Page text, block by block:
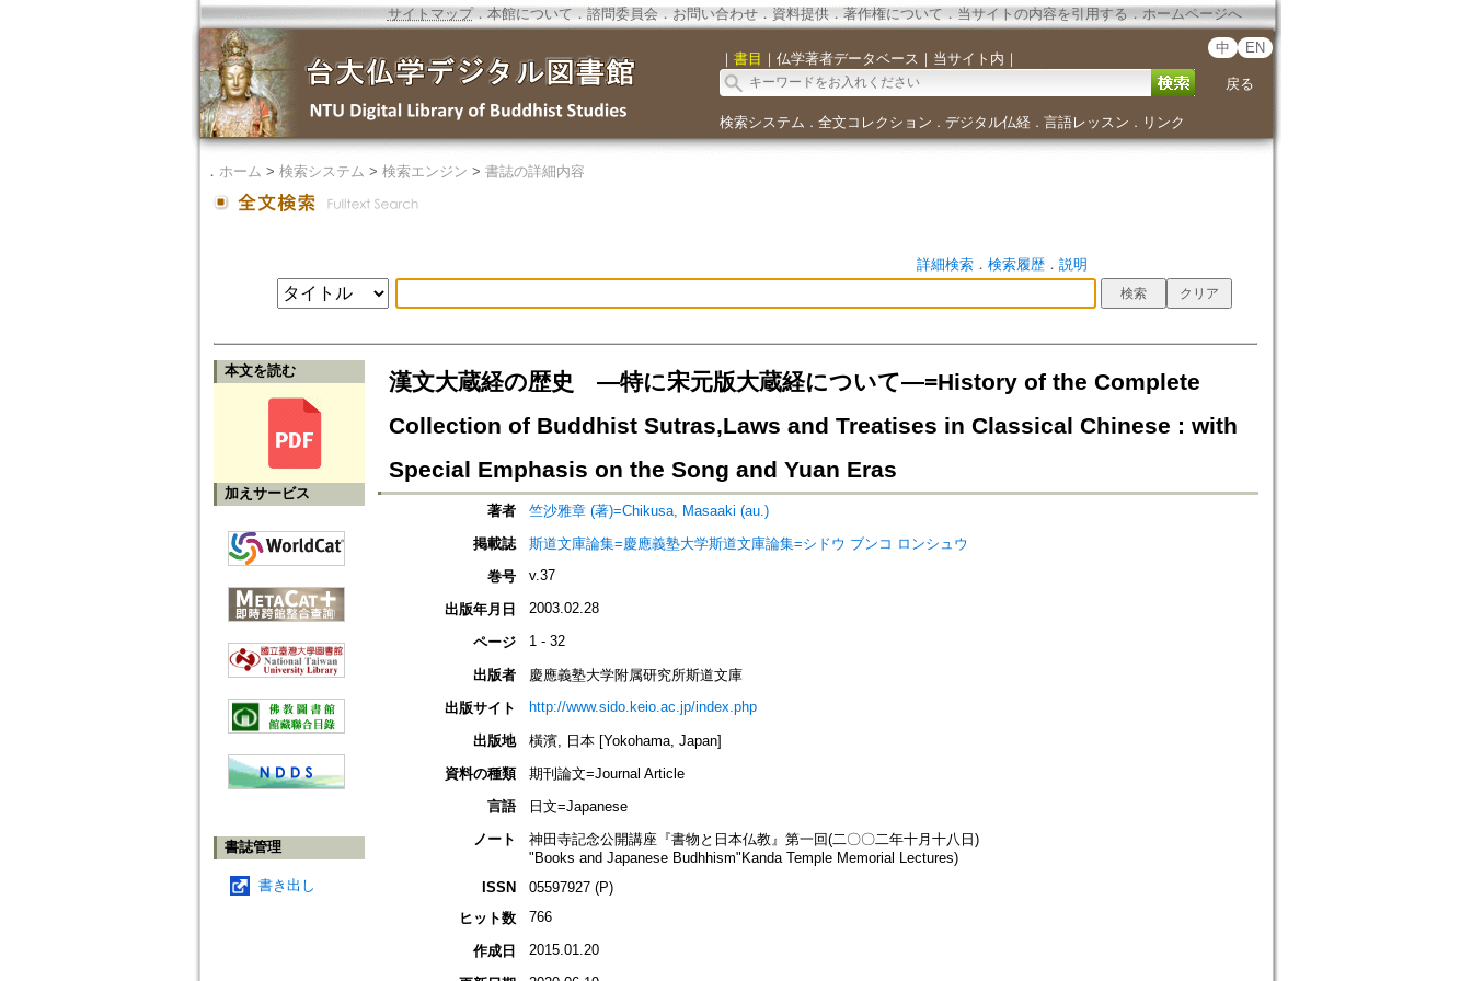
サイトマップ．本館について ． 諮問委員会． お問い合わせ． 資料提供． 著作権について．当サイトの内容を引用する ． ホームページへ
｜ 書目 ｜ 仏学著者データベース ｜ 当サイト内 ｜
中 EN
戻る
検索システム ． 全文コレクション ． デジタル仏経． 言語レッスン ． リンク
． ホーム > 検索システム > 検索エンジン > 書誌の詳細内容
詳細検索． 検索履歴． 説明
本文を読む
加えサービス
書誌管理
書き出し
漢文大蔵経の歴史 ―特に宋元版大蔵経について―=History of the Complete
Collection of Buddhist Sutras,Laws and Treatises in Classical Chinese : with
Special Emphasis on the Song and Yuan Eras
著者
竺沙雅章 (著)=Chikusa, Masaaki (au.)
掲載誌
斯道文庫論集=慶應義塾大学斯道文庫論集=シドウ ブンコ ロンシュウ
巻号
v.37
出版年月日 2003.02.28
ページ 1 - 32
出版者
慶應義塾大学附属研究所斯道文庫
出版サイト
http://www.sido.keio.ac.jp/index.php
出版地
橫濱, 日本 [Yokohama, Japan]
資料の種類
期刊論文=Journal Article
言語
日文=Japanese
ノート
神田寺記念公開講座『書物と日本仏教』第一回(二〇〇二年十月十八日)
"Books and Japanese Budhhism"Kanda Temple Memorial Lectures)
ISSN
05597927 (P)
ヒット数
766
作成日 2015.01.20